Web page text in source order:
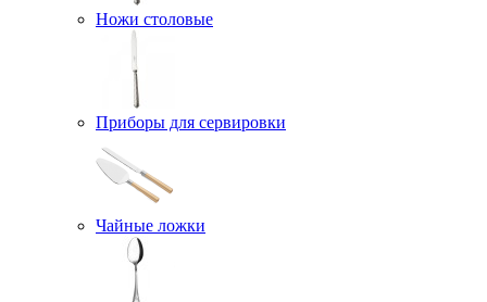
Ножи столовые
Приборы для сервировки
Чайные ложки